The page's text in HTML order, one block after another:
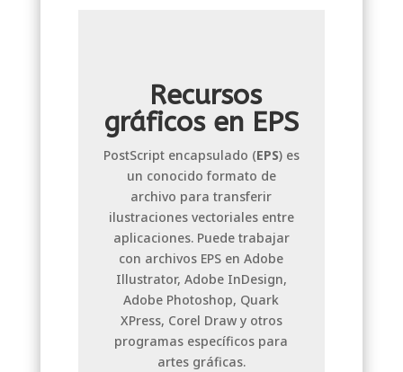
Recursos
gráficos en EPS
PostScript encapsulado (EPS) es
un conocido formato de
archivo para transferir
ilustraciones vectoriales entre
aplicaciones. Puede trabajar
con archivos EPS en Adobe
Illustrator, Adobe InDesign,
Adobe Photoshop, Quark
XPress, Corel Draw y otros
programas específicos para
artes gráficas.